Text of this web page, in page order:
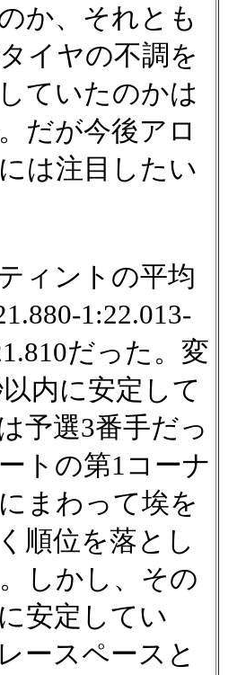
か、それとも
イヤの不調を
ていたのかは
だが今後アロ
は注目したい
ィントの平均
1:22.013-
だった。変
内に安定して
予選3番手だっ
トの第1コーナ
まわって埃を
順位を落とし
しかし、その
安定してい
ースペースと